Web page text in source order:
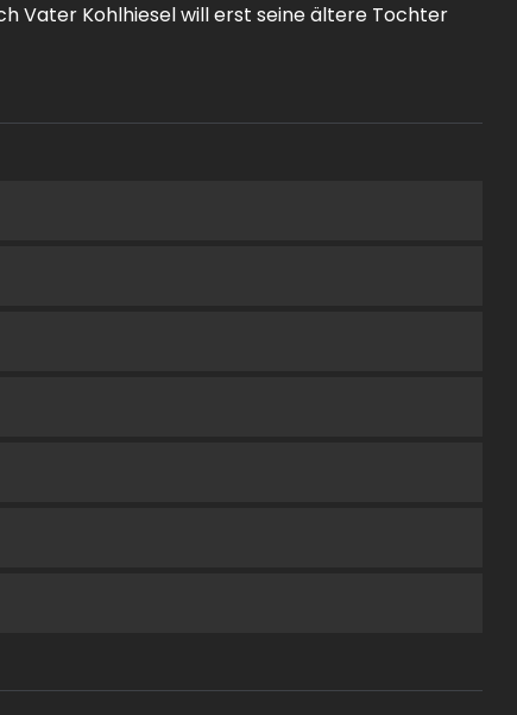
Vater Kohlhiesel will erst seine ältere Tochter